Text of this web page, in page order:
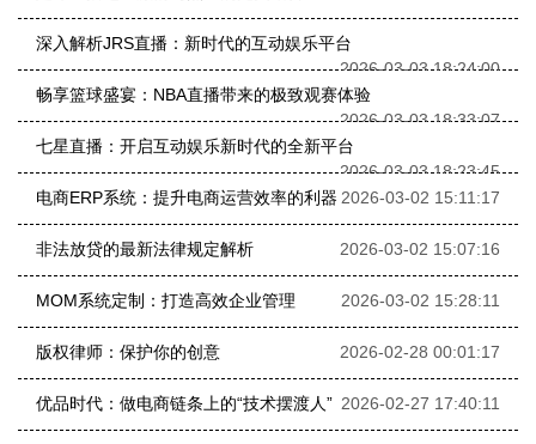
深入解析JRS直播：新时代的互动娱乐平台
2026-03-03 18:24:00
畅享篮球盛宴：NBA直播带来的极致观赛体验
2026-03-03 18:33:07
七星直播：开启互动娱乐新时代的全新平台
2026-03-03 18:23:45
电商ERP系统：提升电商运营效率的利器 2026-03-02 15:11:17
非法放贷的最新法律规定解析 2026-03-02 15:07:16
MOM系统定制：打造高效企业管理 2026-03-02 15:28:11
版权律师：保护你的创意 2026-02-28 00:01:17
优品时代：做电商链条上的“技术摆渡人” 2026-02-27 17:40:11